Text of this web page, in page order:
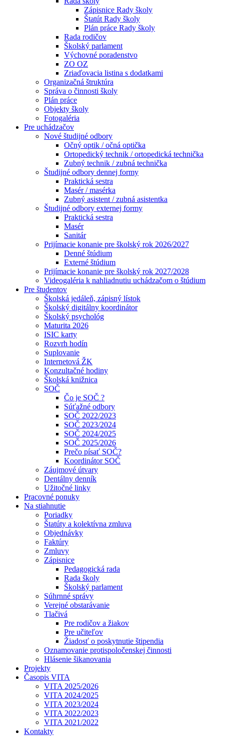
Zápisnice Rady školy
Štatút Rady školy
Plán práce Rady školy
Rada rodičov
Školský parlament
Výchovné poradenstvo
ZO OZ
Zriaďovacia listina s dodatkami
Organizačná štruktúra
Správa o činnosti školy
Plán práce
Objekty školy
Fotogaléria
Pre uchádzačov
Nové študijné odbory
Očný optik / očná optička
Ortopedický technik / ortopedická technička
Zubný technik / zubná technička
Študijné odbory dennej formy
Praktická sestra
Masér / masérka
Zubný asistent / zubná asistentka
Študijné odbory externej formy
Praktická sestra
Masér
Sanitár
Prijímacie konanie pre školský rok 2026/2027
Denné štúdium
Externé štúdium
Prijímacie konanie pre školský rok 2027/2028
Videogaléria k nahliadnutiu uchádzačom o štúdium
Pre študentov
Školská jedáleň, zápisný lístok
Školský digitálny koordinátor
Školský psychológ
Maturita 2026
ISIC karty
Rozvrh hodín
Suplovanie
Internetová ŽK
Konzultačné hodiny
Školská knižnica
SOČ
Čo je SOČ ?
Súťažné odbory
SOČ 2022/2023
SOČ 2023/2024
SOČ 2024/2025
SOČ 2025/2026
Prečo písať SOČ?
Koordinátor SOČ
Záujmové útvary
Dentálny denník
Užitočné linky
Pracovné ponuky
Na stiahnutie
Poriadky
Štatúty a kolektívna zmluva
Objednávky
Faktúry
Zmluvy
Zápisnice
Pedagogická rada
Rada školy
Školský parlament
Súhrnné správy
Verejné obstarávanie
Tlačivá
Pre rodičov a žiakov
Pre učiteľov
Žiadosť o poskytnutie štipendia
Oznamovanie protispoločenskej činnosti
Hlásenie šikanovania
Projekty
Časopis VITA
VITA 2025/2026
VITA 2024/2025
VITA 2023/2024
VITA 2022/2023
VITA 2021/2022
Kontakty